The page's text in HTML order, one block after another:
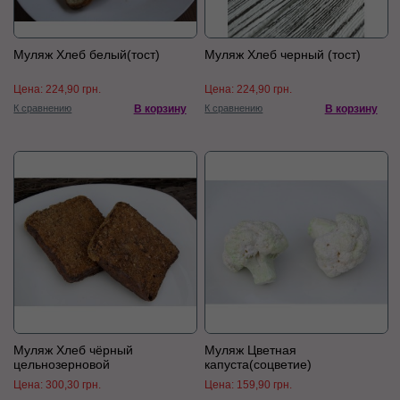
Муляж Хлеб белый(тост)
Цена:224,90 грн.
К сравнению В корзину
Муляж Хлеб черный (тост)
Цена:224,90 грн.
К сравнению В корзину
Муляж Хлеб чёрный
цельнозерновой
Цена:300,30 грн.
Муляж Цветная
капуста(соцветие)
Цена: 159,90 грн.